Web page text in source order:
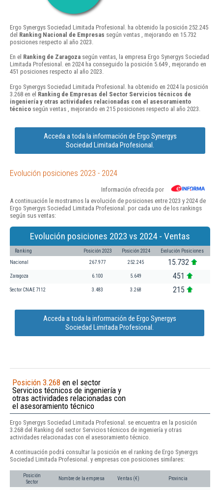
Ergo Synergys Sociedad Limitada Profesional. ha obtenido la posición 252.245
del Ranking Nacional de Empresas según ventas , mejorando en 15.732
posiciones respecto al año 2023.
En el Ranking de Zaragoza según ventas, la empresa Ergo Synergys Sociedad
Limitada Profesional. en 2024 ha conseguido la posición 5.649 , mejorando en
451 posiciones respecto al año 2023.
Ergo Synergys Sociedad Limitada Profesional. ha obtenido en 2024 la posición
3.268 en el Ranking de Empresas del Sector Servicios técnicos de
ingeniería y otras actividades relacionadas con el asesoramiento
técnico según ventas , mejorando en 215 posiciones respecto al año 2023.
Acceda a toda la información de Ergo Synergys
Sociedad Limitada Profesional.
Evolución posiciones 2023 - 2024
Información ofrecida por
A continuación le mostramos la evolución de posiciones entre 2023 y 2024 de
Ergo Synergys Sociedad Limitada Profesional. por cada uno de los rankings
según sus ventas:
Evolución posiciones 2023 vs 2024 - Ventas
Ranking Posición 2023 Posición 2024 Evolución Posiciones
Nacional 267.977 252.245 15.732
Zaragoza 6.100 5.649 451
Sector CNAE 7112 3.483 3.268 215
Acceda a toda la información de Ergo Synergys
Sociedad Limitada Profesional.
Posición 3.268 en el sector
Servicios técnicos de ingeniería y
otras actividades relacionadas con
el asesoramiento técnico
Ergo Synergys Sociedad Limitada Profesional. se encuentra en la posición
3.268 del Ranking del sector Servicios técnicos de ingeniería y otras
actividades relacionadas con el asesoramiento técnico.
A continuación podrá consultar la posición en el ranking de Ergo Synergys
Sociedad Limitada Profesional. y empresas con posiciones similares:
Posición
Sector
Nombre de la empresa Ventas (€) Provincia